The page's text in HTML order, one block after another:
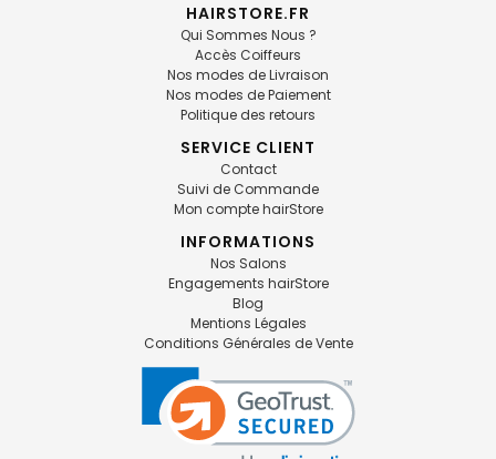
HAIRSTORE.FR
Qui Sommes Nous ?
Accès Coiffeurs
Nos modes de Livraison
Nos modes de Paiement
Politique des retours
SERVICE CLIENT
Contact
Suivi de Commande
Mon compte hairStore
INFORMATIONS
Nos Salons
Engagements hairStore
Blog
Mentions Légales
Conditions Générales de Vente